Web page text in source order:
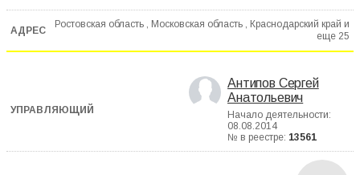
Ростовская область , Московская область , Краснодарский край и
еще 25
Антипов Сергей
Анатольевич
Начало деятельности:
08.08.2014
№ в реестре: 13561